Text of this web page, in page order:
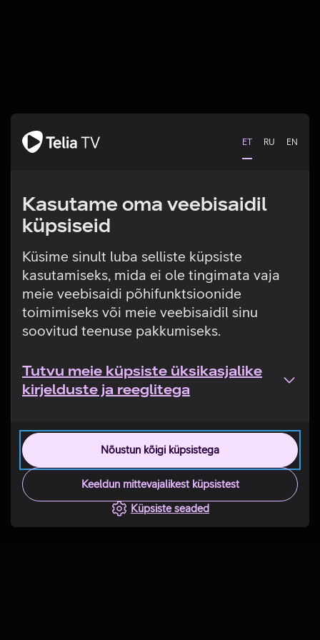
ET RU EN
Kasutame oma veebisaidil
küpsiseid
Küsime sinult luba selliste küpsiste
kasutamiseks, mida ei ole tingimata vaja
meie veebisaidi põhifunktsioonide
toimimiseks või meie veebisaidil sinu
soovitud teenuse pakkumiseks.
Tutvu meie küpsiste üksikasjalike
kirjelduste ja reeglitega
Nõustun kõigi küpsistega
Keeldun mittevajalikest küpsistest
Küpsiste seaded
Tehniline viga